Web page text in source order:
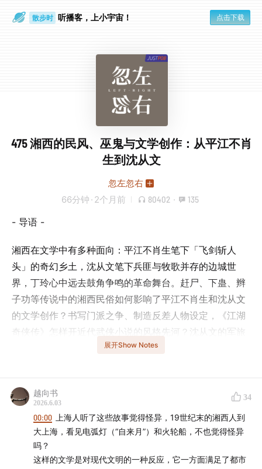
散步时 听播客，上小宇宙！ 点击下载
475 湘西的民风、巫鬼与文学创作：从平江不肖
生到沈从文
忽左忽右
66分钟 · 2个月前 80402 · 135
- 导语 -
湘西在文学中有多种面向：平江不肖生笔下「飞剑斩人
头」的奇幻乡土，沈从文笔下兵匪与牧歌并存的边城世
界，丁玲心中远去鼓角争鸣的革命舞台。赶尸、下蛊、辫
子功等传说中的湘西民俗如何影响了平江不肖生和沈从文
的文学创作？书写门派之争、制造反差人物设定，《江湖
奇侠传》怎样开近代武侠小说的风格先河？沈从文的军旅
生涯如何塑造了他对生命的书写？霍元甲的文学形象又曾
- 本期话题成员 -
程衍樑（微博@GrenadierGuard2）
赵咏冰，香港理工大学高级讲师，主要研究方向为中国现
展开Show Notes
越向书
2026.6.03
34
00:00
大上海，看见电弧灯（“自来月”）和火轮船，不也觉得怪异
吗？
这样的文学是对现代文明的一种反应，它一方面满足了都市